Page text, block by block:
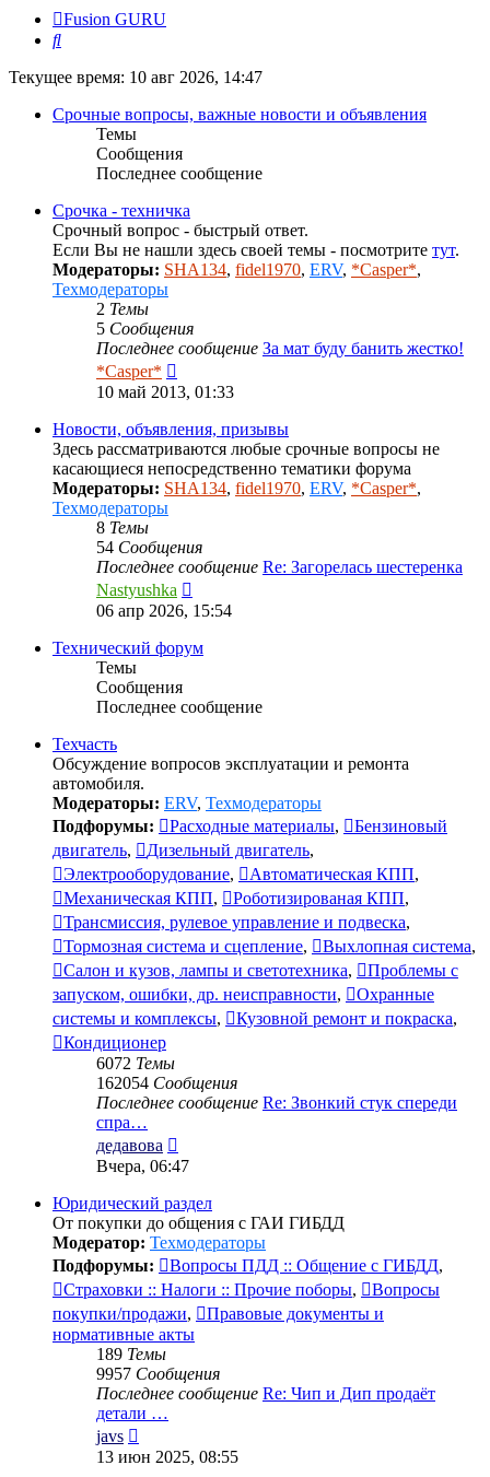
Fusion GURU
Поиск
Текущее время: 10 авг 2026, 14:47
Срочные вопросы, важные новости и объявления
Темы
Сообщения
Последнее сообщение
Срочка - техничка
Срочный вопрос - быстрый ответ.
Если Вы не нашли здесь своей темы - посмотрите тут.
Модераторы: SHA134, fidel1970, ERV, *Casper*,
Техмодераторы
2 Темы
5 Сообщения
Последнее сообщение За мат буду банить жестко!
*Casper*
к
сообщению
10 май 2013, 01:33
Новости, объявления, призывы
Здесь рассматриваются любые срочные вопросы не
касающиеся непосредственно тематики форума
Модераторы: SHA134, fidel1970, ERV, *Casper*,
Техмодераторы
8 Темы
54 Сообщения
Последнее сообщение Re: Загорелась шестеренка
Nastyushka
к
сообщению
06 апр 2026, 15:54
Технический форум
Темы
Сообщения
Последнее сообщение
Техчасть
Обсуждение вопросов эксплуатации и ремонта
автомобиля.
Модераторы: ERV, Техмодераторы
Подфорумы:
Расходные материалы,
Бензиновый
двигатель, Дизельный двигатель,
Электрооборудование, Автоматическая КПП,
Механическая КПП, Роботизированая КПП,
Трансмиссия, рулевое управление и подвеска,
Тормозная система и сцепление, Выхлопная система,
Салон и кузов, лампы и светотехника,
Проблемы с
запуском, ошибки, др. неисправности,
Охранные
системы и комплексы, Кузовной ремонт и покраска,
Кондиционер
6072 Темы
162054 Сообщения
Последнее сообщение Re: Звонкий стук спереди
спра…
дедавова
к
сообщению
Вчера, 06:47
Юридический раздел
От покупки до общения с ГАИ ГИБДД
Модератор: Техмодераторы
Подфорумы:
Вопросы ПДД :: Общение с ГИБДД,
Страховки :: Налоги :: Прочие поборы,
Вопросы
покупки/продажи,
Правовые документы и
нормативные акты
189 Темы
9957 Сообщения
Последнее сообщение Re: Чип и Дип продаёт
детали …
javs
к
13 июн 2025, 08:55